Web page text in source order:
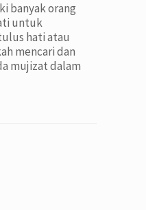
banyak orang
untuk
hati atau
mencari dan
mujizat dalam